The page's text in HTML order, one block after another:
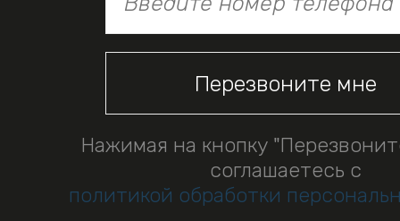
Нажимая на кнопку
соглашаетесь с
политикой обработки